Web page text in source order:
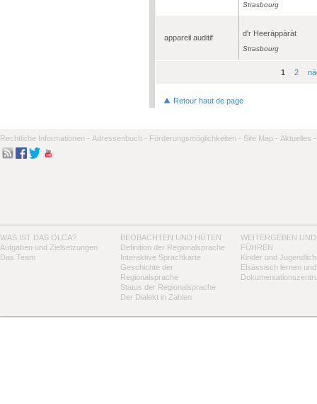
Strasbourg
appareil auditif d'r Heeràppàràt
Strasbourg
1 2
Retour haut de page
Rechtliche Informationen - Adressenbuch - Förderungsmöglichkeiten - Site Map - Aktuelles -
WAS IST DAS OLCA?
Aufgaben und Zielsetzungen
Das Team
BEOBACHTEN UND HÜTEN
Definition der Regionalsprache
Interaktive Sprachkarte
Geschichte der
Regionalsprache
Status der Regionalsprache
Der Dialekt in Zahlen
WEITERGEBEN UND
FÜHREN
Kinder und
Elsässisch lernen